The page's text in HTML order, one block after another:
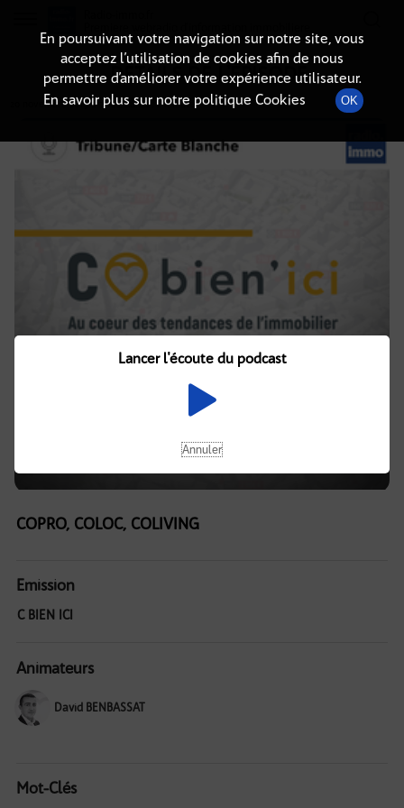
DÉTAILS DE L'ÉPISODE
20 novembre 2019à 7h00, durée : 2 minutes
COPRO, COLOC, COLIVING
Emission
C BIEN ICI
Animateurs
David BENBASSAT
Mot-Clés
En poursuivant votre navigation sur notre site, vous
acceptez l’utilisation de cookies afin de nous
permettre d’améliorer votre expérience utilisateur.
En savoir plus sur notre politique Cookies
OK
Lancer l'écoute du podcast
Annuler